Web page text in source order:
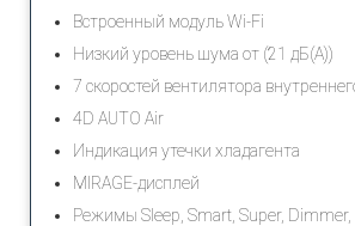
Встроенный модуль Wi-Fi
Низкий уровень шума от (21 дБ(А))
7 скоростей вентилятора
4D AUTO Air
Индикация утечки хладагента
MIRAGE-дисплей
Режимы Sleep, Smart, Super, Dimmer,